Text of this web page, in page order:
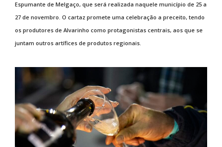
Espumante de Melgaço, que será realizada naquele município de 25 a
27 de novembro. O cartaz promete uma celebração a preceito, tendo
os produtores de Alvarinho como protagonistas centrais, aos que se
juntam outros artífices de produtos regionais.